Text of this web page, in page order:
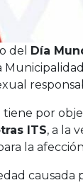
del Día
tiene por
ITS, a la
la
causada